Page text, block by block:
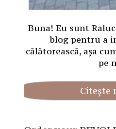
Buna! Eu sunt
blog pentru a
călătorească, așa
pe
Citește